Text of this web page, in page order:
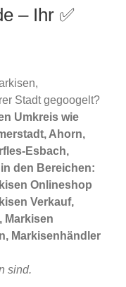
– Ihr ✅
Stadt gegoogelt?
Umkreis wie
Ahorn,
Esbach,
den Bereichen:
Onlineshop
Verkauf,
Markisen
Markisenhändler
sind.